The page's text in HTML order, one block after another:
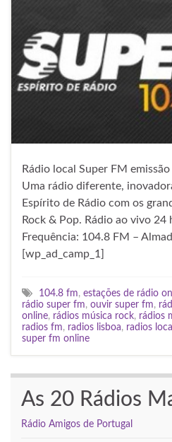
Rádio local Super FM
Uma rádio diferente,
Espírito de Rádio com os
Rock & Pop. Rádio ao vivo 24
Frequência: 104.8 FM –
[wp_ad_camp_1]
104.8 fm, estações de rádio
rádio super fm, ouvir super fm,
online, rádios música rock, rádios
radios fm, radios lisboa, radios
super fm online
As 20 Rádios
Rádio Amigos de Portugal